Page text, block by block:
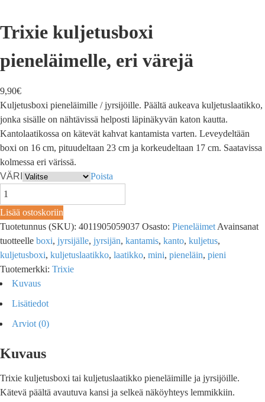
Trixie kuljetusboxi
pieneläimelle, eri värejä
9,90€
Kuljetusboxi pieneläimille / jyrsijöille. Päältä aukeava kuljetuslaatikko,
jonka sisälle on nähtävissä helposti läpinäkyvän katon kautta.
Kantolaatikossa on kätevät kahvat kantamista varten. Leveydeltään
boxi on 16 cm, pituudeltaan 23 cm ja korkeudeltaan 17 cm. Saatavissa
kolmessa eri värissä.
VÄRI
Poista
Lisää ostoskoriin
Tuotetunnus (SKU): 4011905059037 Osasto: Pieneläimet Avainsanat
tuotteelle boxi, jyrsijälle, jyrsijän, kantamis, kanto, kuljetus,
kuljetusboxi, kuljetuslaatikko, laatikko, mini, pieneläin, pieni
Tuotemerkki: Trixie
Kuvaus
Lisätiedot
Arviot (0)
Kuvaus
Trixie kuljetusboxi tai kuljetuslaatikko pieneläimille ja jyrsijöille.
Kätevä päältä avautuva kansi ja selkeä näköyhteys lemmikkiin.